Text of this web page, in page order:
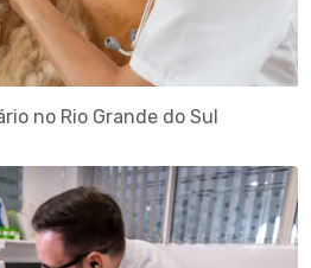
no Rio Grande do Sul